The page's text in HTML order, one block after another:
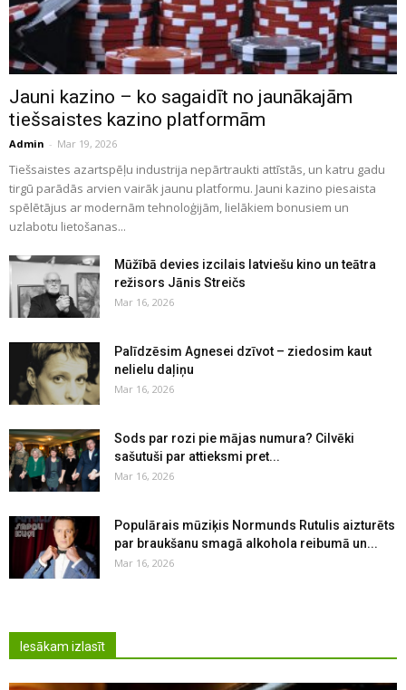
Jauni kazino – ko sagaidīt no jaunākajām
tiešsaistes kazino platformām
Admin - Mar 19, 2026
Tiešsaistes azartspēļu industrija nepārtraukti attīstās, un katru gadu
tirgū parādās arvien vairāk jaunu platformu. Jauni kazino piesaista
spēlētājus ar modernām tehnoloģijām, lielākiem bonusiem un
uzlabotu lietošanas...
Mūžībā devies izcilais latviešu kino un teātra
režisors Jānis Streičs
Mar 16, 2026
Palīdzēsim Agnesei dzīvot – ziedosim kaut
nelielu daļiņu
Mar 16, 2026
Sods par rozi pie mājas numura? Cilvēki
sašutuši par attieksmi pret...
Mar 16, 2026
Populārais mūziķis Normunds Rutulis aizturēts
par braukšanu smagā alkohola reibumā un...
Mar 16, 2026
Iesākam izlasīt